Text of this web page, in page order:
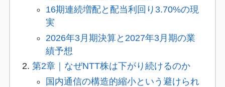
16期連続増配と配当利回り3.70%の現
実
2026年3月期決算と2027年3月期の業
績予想
第2章｜なぜNTT株は下がり続けるのか
国内通信の構造的縮小という避けられ